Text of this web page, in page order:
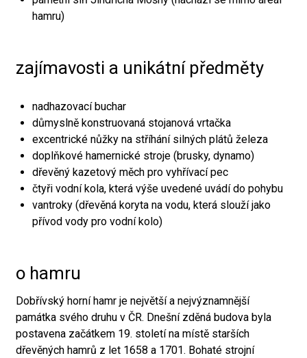
hamru)
zajímavosti a unikátní předměty
nadhazovací buchar
důmyslně konstruovaná stojanová vrtačka
excentrické nůžky na stříhání silných plátů železa
doplňkové hamernické stroje (brusky, dynamo)
dřevěný kazetový měch pro vyhřívací pec
čtyři vodní kola, která výše uvedené uvádí do pohybu
vantroky (dřevěná koryta na vodu, která slouží jako
přívod vody pro vodní kolo)
o hamru
Dobřívský horní hamr je největší a nejvýznamnější
památka svého druhu v ČR. Dnešní zděná budova byla
postavena začátkem 19. století na místě starších
dřevěných hamrů z let 1658 a 1701. Bohaté strojní